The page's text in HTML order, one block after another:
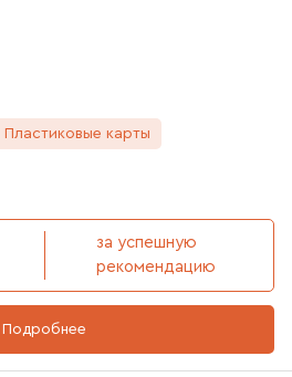
Пластиковые карты
за успешную
рекомендацию
Подробнее